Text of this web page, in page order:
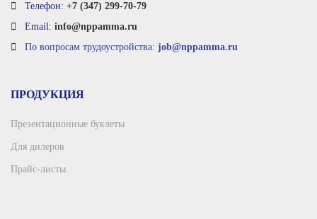
Телефон: +7 (347) 299-70-79
Email: info@nppamma.ru
По вопросам трудоустройства: job@nppamma.ru
ПРОДУКЦИЯ
Презентационные буклеты
Для дилеров
Прайс-листы